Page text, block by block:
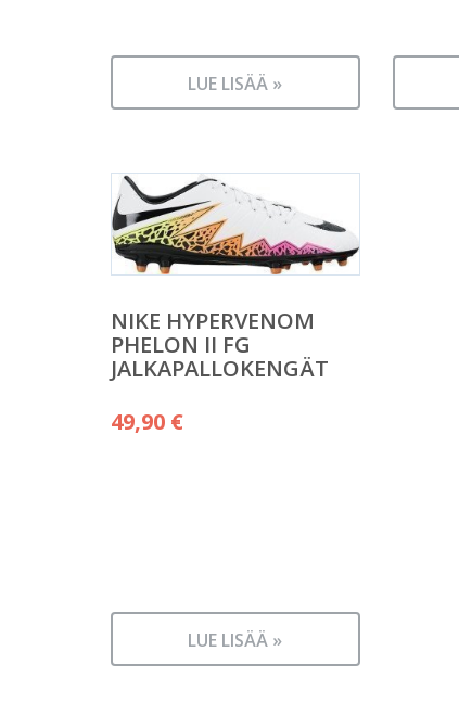
LUE LISÄÄ »
NIKE HYPERVENOM
PHELON II FG
JALKAPALLOKENGÄT
49,90 €
LUE LISÄÄ »